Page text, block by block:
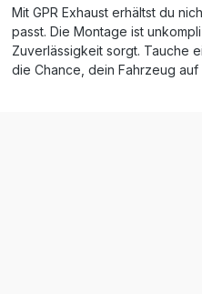
installieren. Lieferumfang:
Lieferung enthält alle
Fahrzeugspezifischen
und das entsprechende
Mit GPR Exhaust erhältst du
passt. Die Montage ist
Zuverlässigkeit sorgt. Tauche
die Chance, dein Fahrzeug